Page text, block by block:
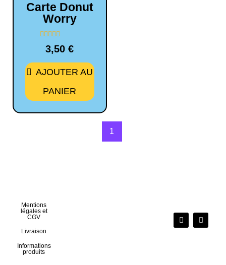
Carte Donut
Worry
Note
3,50€
AJOUTER AU
PANIER
1
Mentions
légales et
CGV
Livraison
Informations
produits